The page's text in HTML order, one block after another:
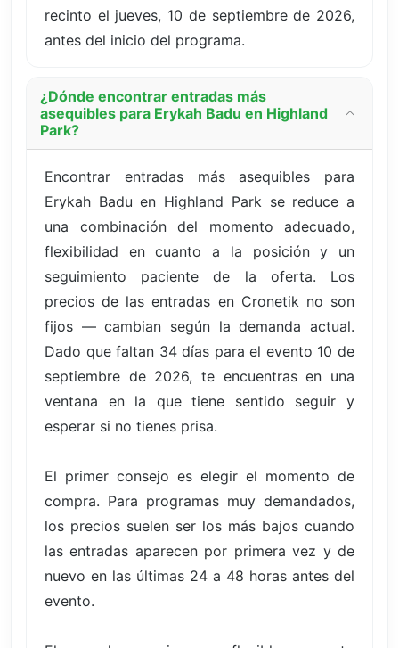
recinto el jueves, 10 de septiembre de 2026,
antes del inicio del programa.
¿Dónde encontrar entradas más
asequibles para Erykah Badu en Highland
Park?
Encontrar entradas más asequibles para
Erykah Badu en Highland Park se reduce a
una combinación del momento adecuado,
flexibilidad en cuanto a la posición y un
seguimiento paciente de la oferta. Los
precios de las entradas en Cronetik no son
fijos — cambian según la demanda actual.
Dado que faltan 34 días para el evento 10 de
septiembre de 2026, te encuentras en una
ventana en la que tiene sentido seguir y
esperar si no tienes prisa.
El primer consejo es elegir el momento de
compra. Para programas muy demandados,
los precios suelen ser los más bajos cuando
las entradas aparecen por primera vez y de
nuevo en las últimas 24 a 48 horas antes del
evento.